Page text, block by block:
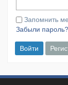
Запомнить
Забыли пароль?
Войти